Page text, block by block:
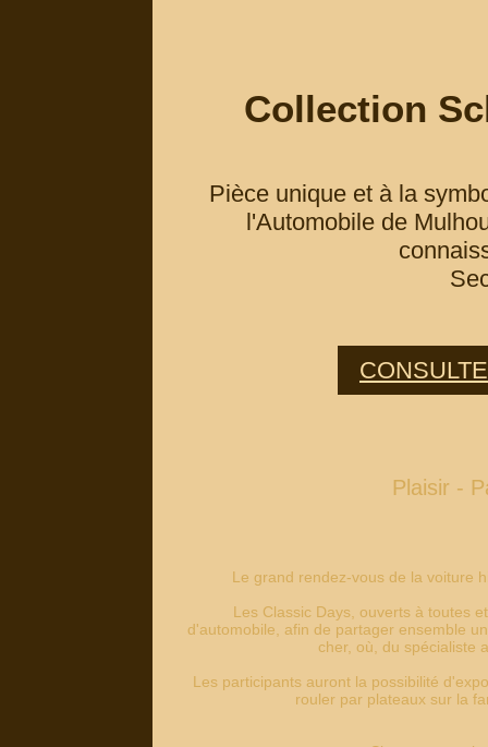
Collection
Pièce unique et à la
l'Automobile de
Plaisir -
Le grand rendez-vous de la voiture
Les Classic Days, ouverts à toutes
d'automobile, afin de partager ensemble
cher, où, du spécialiste
Les participants auront la possibilité
rouler par plateaux sur la